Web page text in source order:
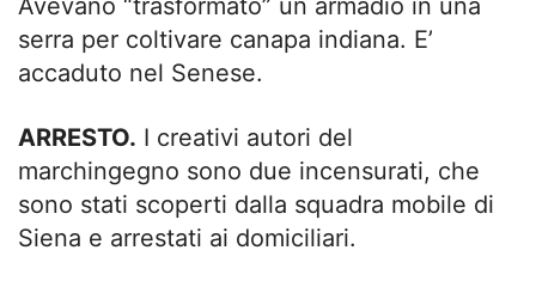
serra per coltivare canapa indiana. E’
accaduto nel Senese.
ARRESTO. I creativi autori del
marchingegno sono due incensurati, che
sono stati scoperti dalla squadra mobile di
Siena e arrestati ai domiciliari.